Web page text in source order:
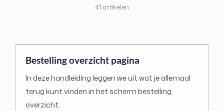
41 artikelen
Bestelling overzicht pagina
In deze handleiding leggen we uit wat je allemaal
terug kunt vinden in het scherm bestelling
overzicht.